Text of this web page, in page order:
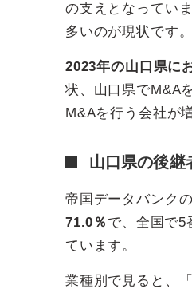
の支えとなってい
多いのが現状です。
2023年の山口県に
状、山口県でM&A
M&Aを行う会社が
山口県の後継
帝国データバンク
71.0％ で、全国で5
ています。
業種別で見ると、